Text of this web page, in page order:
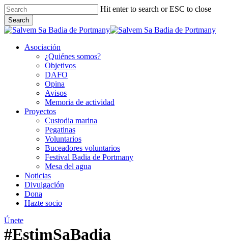
Skip
to
main
content
Hit enter to search or ESC to close
Search
Close
Asociación
¿Quiénes somos?
Objetivos
DAFO
Opina
Avisos
Memoria de actividad
Proyectos
Custodia marina
Pegatinas
Voluntarios
Buceadores voluntarios
Festival Badia de Portmany
Mesa del agua
Noticias
Divulgación
Dona
Hazte socio
Únete
#EstimSaBadia